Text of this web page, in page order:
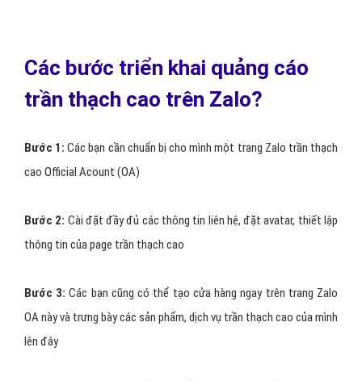
Các bước triển khai quảng cáo
trần thạch cao trên Zalo?
Bước 1: Các bạn cần chuẩn bị cho mình một trang Zalo trần thạch
cao Official Acount (OA)
Bước 2: Cài đặt đầy đủ các thông tin liên hệ, đặt avatar, thiết lập
thông tin của page trần thạch cao
Bước 3: Các bạn cũng có thể tạo cửa hàng ngay trên trang Zalo
OA này và trưng bày các sản phẩm, dịch vụ trần thạch cao của mình
lên đây